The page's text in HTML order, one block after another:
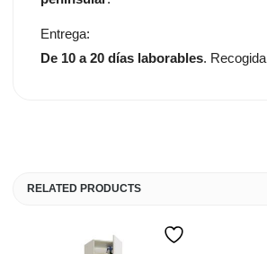
Entrega:
De 10 a 20 días laborables.
RELATED PRODUCTS